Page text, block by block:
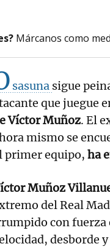
Márcanos como
sasuna sigue
que juegue
Víctor Muñoz. El
mismo se
primer equipo, ha
Muñoz
del Real
con fuerza
desborde